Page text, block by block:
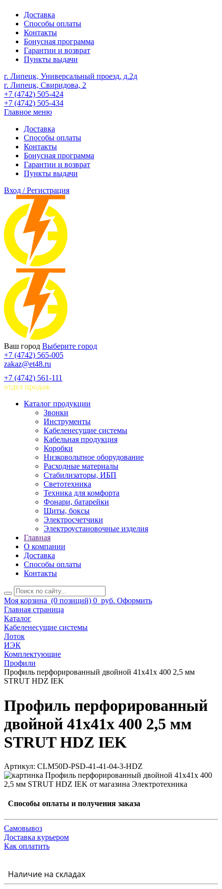
Доставка
Способы оплаты
Контакты
Бонусная программа
Гарантии и возврат
Пункты выдачи
г. Липецк, Универсальный проезд, д.2д
г. Липецк, Свиридова, 2
+7 (4742) 505-424
+7 (4742) 505-434
Главное меню
Доставка
Способы оплаты
Контакты
Бонусная программа
Гарантии и возврат
Пункты выдачи
Вход / Регистрация
Ваш город Выберите город
+7 (4742) 565-005
zakaz@et48.ru
+7 (4742) 561-111
отдел продаж
Каталог продукции
Звонки
Инструменты
Кабеленесущие системы
Кабельная продукция
Коробки
Низковольтное оборудование
Расходные материалы
Стабилизаторы, ИБП
Светотехника
Техника для комфорта
Фонари, батарейки
Щиты, боксы
Электросчетчики
Электроустановочные изделия
Главная
О компании
Доставка
Способы оплаты
Контакты
Моя корзина (0 позиций) 0 руб. Оформить
Главная страница
Каталог
Кабеленесущие системы
Лоток
ИЭК
Комплектующие
Профили
Профиль перфорированный двойной 41х41х 400 2,5 мм
STRUT HDZ IEK
Профиль перфорированный
двойной 41х41х 400 2,5 мм
STRUT HDZ IEK
Артикул: CLM50D-PSD-41-41-04-3-HDZ
Способы оплаты и получения заказа
Самовывоз
Доставка курьером
Как оплатить
Наличие на складах